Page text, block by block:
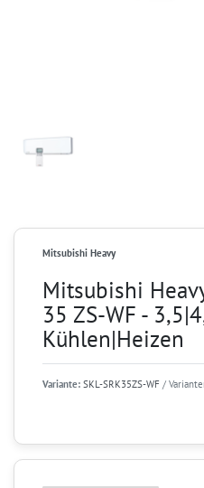
Mitsubishi Heavy
Mitsubishi
35 ZS-WF -
Kühlen|Heizen
Variante: SKL-SRK35ZS-WF /